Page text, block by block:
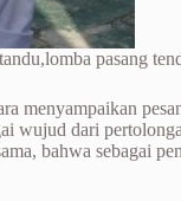
pasang
dari
bahwa sebagai